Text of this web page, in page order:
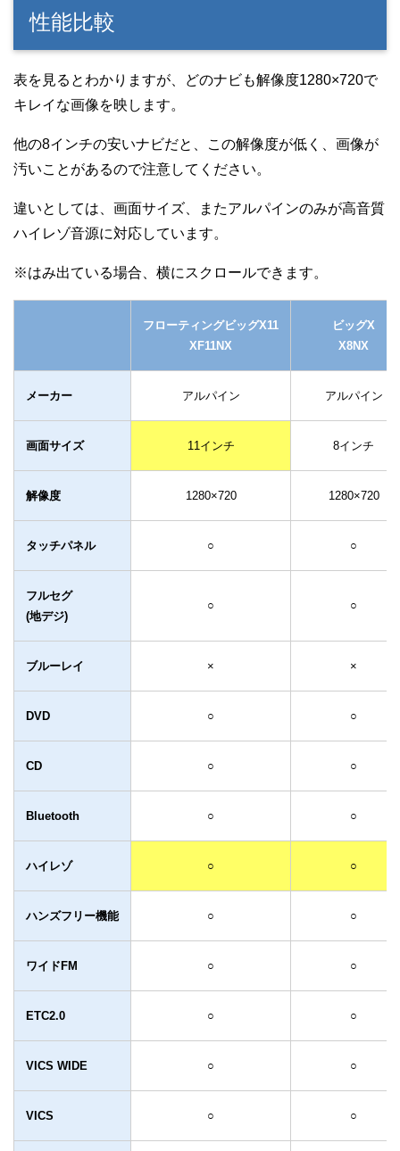
性能比較
表を見るとわかりますが、どのナビも解像度1280×720で
キレイな画像を映します。
他の8インチの安いナビだと、この解像度が低く、画像が
汚いことがあるので注意してください。
違いとしては、画面サイズ、またアルパインのみが高音質
ハイレゾ音源に対応しています。
フローティングビッグX11
XF11NX
ビッグX
X8NX
メーカー アルパイン アルパイン
画面サイズ 11インチ 8インチ
解像度 1280×720 1280×720
タッチパネル ○ ○
フルセグ
(地デジ)
○ ○
ブルーレイ × ×
DVD ○ ○
CD ○ ○
Bluetooth ○ ○
ハイレゾ ○ ○
ハンズフリー機能 ○ ○
ワイドFM ○ ○
ETC2.0 ○ ○
VICS WIDE ○ ○
VICS ○ ○